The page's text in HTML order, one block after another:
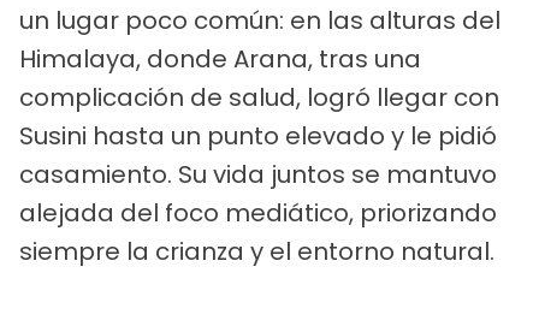
un lugar poco común: en las alturas del
Himalaya, donde Arana, tras una
complicación de salud, logró llegar con
Susini hasta un punto elevado y le pidió
casamiento. Su vida juntos se mantuvo
alejada del foco mediático, priorizando
siempre la crianza y el entorno natural.